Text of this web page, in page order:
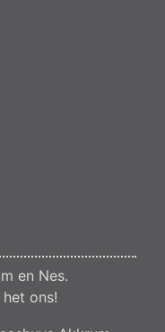
en Nes.
het ons!